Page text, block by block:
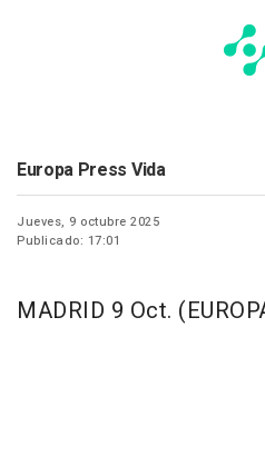
Europa Press Vida
Jueves, 9 octubre 2025
Publicado: 17:01
MADRID 9 Oct.